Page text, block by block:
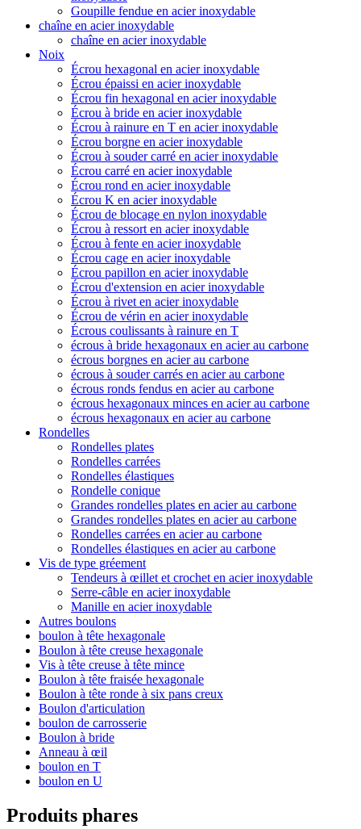
Goupille fendue en acier inoxydable
chaîne en acier inoxydable
chaîne en acier inoxydable
Noix
Écrou hexagonal en acier inoxydable
Écrou épaissi en acier inoxydable
Écrou fin hexagonal en acier inoxydable
Écrou à bride en acier inoxydable
Écrou à rainure en T en acier inoxydable
Écrou borgne en acier inoxydable
Écrou à souder carré en acier inoxydable
Écrou carré en acier inoxydable
Écrou rond en acier inoxydable
Écrou K en acier inoxydable
Écrou de blocage en nylon inoxydable
Écrou à ressort en acier inoxydable
Écrou à fente en acier inoxydable
Écrou cage en acier inoxydable
Écrou papillon en acier inoxydable
Écrou d'extension en acier inoxydable
Écrou à rivet en acier inoxydable
Écrou de vérin en acier inoxydable
Écrous coulissants à rainure en T
écrous à bride hexagonaux en acier au carbone
écrous borgnes en acier au carbone
écrous à souder carrés en acier au carbone
écrous ronds fendus en acier au carbone
écrous hexagonaux minces en acier au carbone
écrous hexagonaux en acier au carbone
Rondelles
Rondelles plates
Rondelles carrées
Rondelles élastiques
Rondelle conique
Grandes rondelles plates en acier au carbone
Grandes rondelles plates en acier au carbone
Rondelles carrées en acier au carbone
Rondelles élastiques en acier au carbone
Vis de type gréement
Tendeurs à œillet et crochet en acier inoxydable
Serre-câble en acier inoxydable
Manille en acier inoxydable
Autres boulons
boulon à tête hexagonale
Boulon à tête creuse hexagonale
Vis à tête creuse à tête mince
Boulon à tête fraisée hexagonale
Boulon à tête ronde à six pans creux
Boulon d'articulation
boulon de carrosserie
Boulon à bride
Anneau à œil
boulon en T
boulon en U
Produits phares